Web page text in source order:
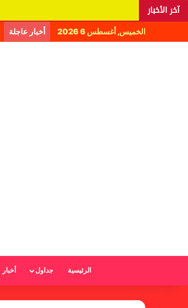
آخر الأخبار
الخميس, أغسطس 6 2026 أخبار عاجلة
الرئيسية جداول أخبار